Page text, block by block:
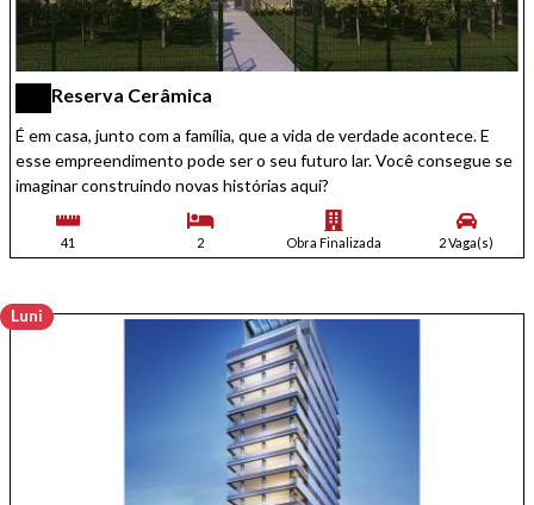
Reserva Cerâmica
É em casa, junto com a família, que a vida de verdade acontece. E
esse empreendimento pode ser o seu futuro lar. Você consegue se
imaginar construindo novas histórias aqui?
41 2 Obra Finalizada 2 Vaga(s)
Luni